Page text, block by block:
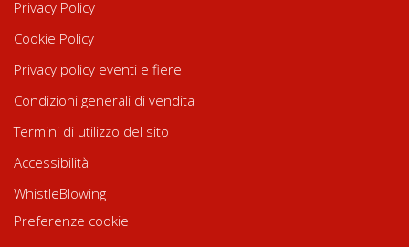
Privacy Policy
Cookie Policy
Privacy policy eventi e fiere
Condizioni generali di vendita
Termini di utilizzo del sito
Accessibilità
WhistleBlowing
Preferenze cookie